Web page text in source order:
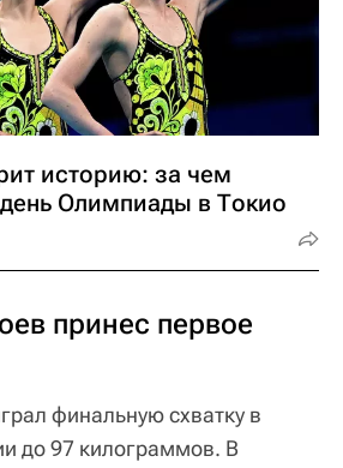
историю: за чем
Олимпиады в Токио
принес первое
финальную схватку в
до 97 килограммов. В